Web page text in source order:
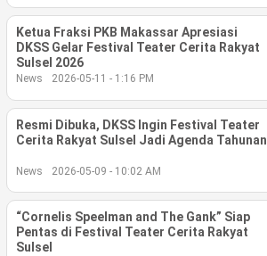
Sport
Life Style
Profil
Video
More
Ketua Fraksi PKB Makassar Apresiasi
DKSS Gelar Festival Teater Cerita Rakyat
Sulsel 2026
News 2026-05-11 - 1:16 PM
Resmi Dibuka, DKSS Ingin Festival Teater
Cerita Rakyat Sulsel Jadi Agenda Tahunan
News 2026-05-09 - 10:02 AM
“Cornelis Speelman and The Gank” Siap
Pentas di Festival Teater Cerita Rakyat
Sulsel